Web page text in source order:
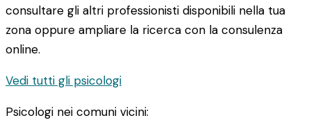
consultare gli altri professionisti disponibili nella tua
zona oppure ampliare la ricerca con la consulenza
online.
Vedi tutti gli psicologi
Psicologi nei comuni vicini: